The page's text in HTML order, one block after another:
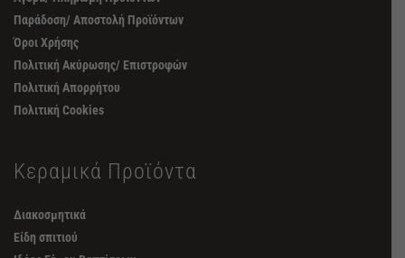
Παράδοση/ Αποστολή Προϊόντων
Όροι Χρήσης
Πολιτική Ακύρωσης/ Επιστροφών
Πολιτική Απορρήτου
Πολιτική Cookies
Κεραμικά Προϊόντα
Διακοσμητικά
Είδη σπιτιού